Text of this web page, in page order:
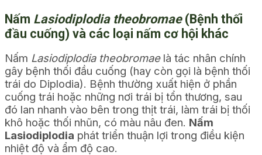
Nấm Lasiodiplodia theobromae(Bệnh thối
đầu cuống) và các loại nấm cơ hội khác
Nấm Lasiodiplodia theobromaelà tác nhân chính
gây bệnh thối đầu cuống (hay còn gọi là bệnh thối
trái do Diplodia). Bệnh thường xuất hiện ở phần
cuống trái hoặc những nơi trái bị tổn thương, sau
đó lan nhanh vào bên trong thịt trái, làm trái bị thối
khô hoặc thối nhũn, có màu nâu đen. Nấm
Lasiodiplodia phát triển thuận lợi trong điều kiện
nhiệt độ và ẩm độ cao.